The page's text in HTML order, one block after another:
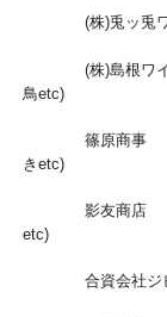
(株)兎ッ兎ワ
(株)島根ワイ
鳥etc)
篠原商事 3
きetc)
影友商店 3
etc)
合資会社ジビ